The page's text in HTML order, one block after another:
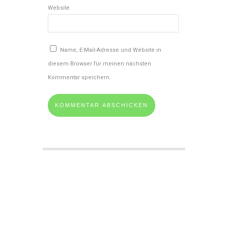
Website
Name, E-Mail-Adresse und Website in
diesem Browser für meinen nächsten
Kommentar speichern.